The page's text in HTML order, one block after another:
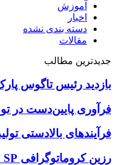
آموزش
اخبار
دسته بندی نشده
مقالات
جدیدترین مطالب
بازدید رئیس تاگوس
فرآوری پایین‌دست در
فرآیندهای بالادستی
رزین کروماتوگرافی Capto SP